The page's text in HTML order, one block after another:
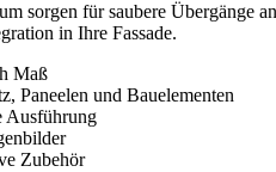
sorgen für saubere Übergänge
in Ihre Fassade.
Maß
Paneelen und Bauelementen
Ausführung
Zubehör